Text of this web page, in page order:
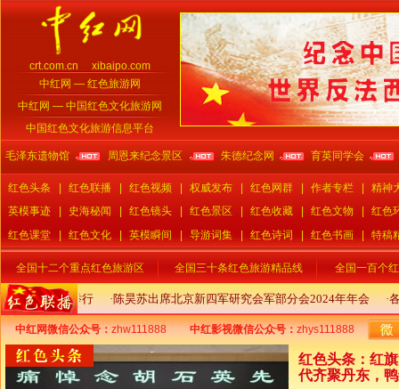
crt.com.cn xibaipo.com
中红网 — 红色旅游网
中红网 — 中国红色文化旅游网
中国红色文化旅游信息平台
毛泽东遗物馆 周恩来纪念景区 朱德纪念网 育英同学会
红色头条 红色联播 红色视频 权威发布 红色网群 作者专栏
精神
英模事迹
史海秘闻 红色镜头 红色景区 红色收藏 红色文物
红色
红色课堂
红色文化 英模瞬间 导游词集 红色诗词 红色书画 特稿
全国十二个重点红色旅游区 全国三十条红色旅游精品线 全国一百个
中红网微信公众号： zhw111888 中红影视微信公众号： zhys111888
红色头条：红
代齐聚丹东，